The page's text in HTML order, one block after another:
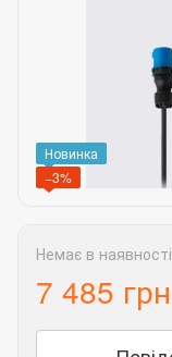
Новинка
−3%
Немає в наявності
7 485 грн